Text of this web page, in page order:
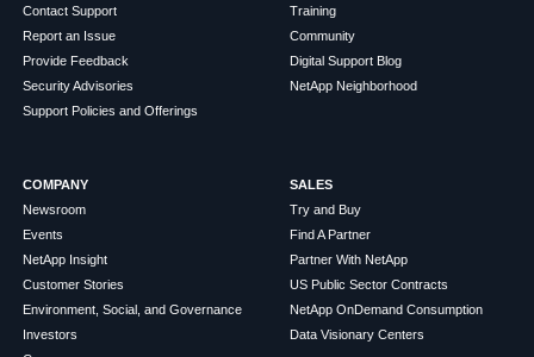
Contact Support
Report an Issue
Provide Feedback
Security Advisories
Support Policies and Offerings
Training
Community
Digital Support Blog
NetApp Neighborhood
COMPANY
Newsroom
Events
NetApp Insight
Customer Stories
Environment, Social, and Governance
Investors
SALES
Try and Buy
Find A Partner
Partner With NetApp
US Public Sector Contracts
NetApp OnDemand Consumption
Data Visionary Centers